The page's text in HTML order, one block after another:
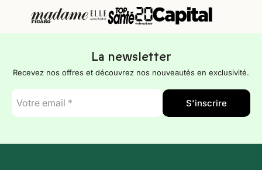
La newsletter
Recevez nos offres et découvrez nos nouveautés en exclusivité.
E-
mail
*
S'inscrire